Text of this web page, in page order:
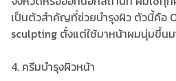
เป็นตัวสำคัญที่ฃ่วยบำรุงผิว ตัวนี้คือ
sculpting ตั้งแต่ใช้มาหน้าผมนุ่มขึ้น
4. ครีมบำรุงผิวหน้า